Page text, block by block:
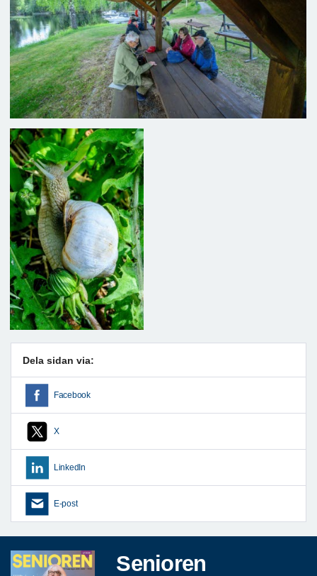
Dela sidan via:
Facebook
X
LinkedIn
E-post
Senioren